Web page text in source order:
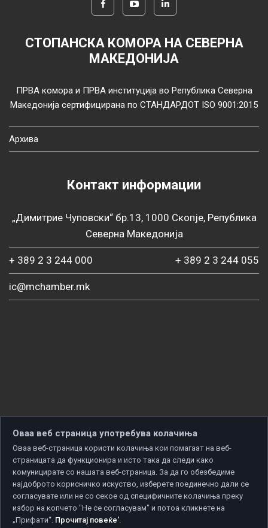
СТОПАНСКА КОМОРА НА СЕВЕРНА
МАКЕДОНИЈА
ПРВА комора и ПРВА институција во Република Северна
Македонија сертифицирана по СТАНДАРДОТ ISO 9001:2015
Архива
Контакт информации
„Димитрие Чуповски“ бр.13, 1000 Скопје, Република
Северна Македонија
+ 389 2 3 244 000 + 389 2 3 244 055
ic@mchamber.mk
Copyright © 2026 Developed by
Оваа веб страница употребува колачиња
Оваа веб-страница користи колачиња кои помагаат на веб-
страницата да функционира и исто така да следи како
комуницирате со нашата веб-страница. За да го обезбедиме
најдоброто корисничко искуство, изберете поединечно дали се
согласувате или не со секое од специфичните колачиња преку
избор на копчето "Не се согласувам" и потоа кликнете на
„Прифати“. Прочитај повеќе'.